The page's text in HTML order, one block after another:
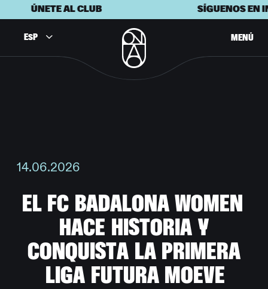
ÚNETE AL CLUB SÍGUENOS EN
ESP MENÚ
14.06.2026
E L FC BADALO NA WO M E N
HAC E H STO R A Y
CO NQU STA LA P R M E RA
L IGA FUTU RA MO EV E